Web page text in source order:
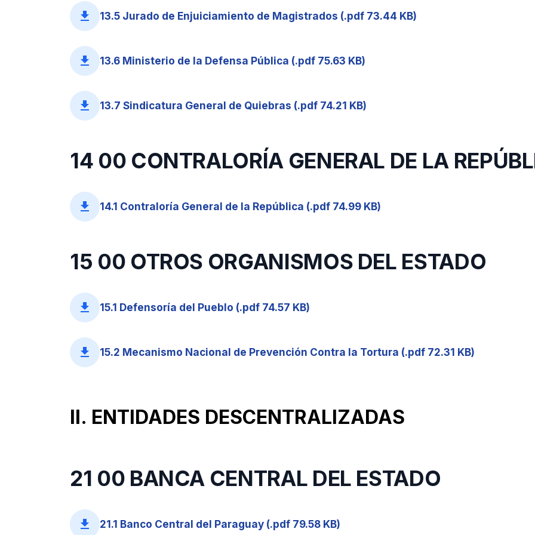
file_download 13.5 Jurado de Enjuiciamiento de Magistrados (.pdf 73.44 KB)
file_download 13.6 Ministerio de la Defensa Pública (.pdf 75.63 KB)
file_download 13.7 Sindicatura General de Quiebras (.pdf 74.21 KB)
14 00 CONTRALORÍA GENERAL DE LA
file_download 14.1 Contraloría General de la República (.pdf 74.99 KB)
15 00 OTROS ORGANISMOS DEL ESTADO
file_download 15.1 Defensoría del Pueblo (.pdf 74.57 KB)
file_download 15.2 Mecanismo Nacional de Prevención Contra la Tortura (.pdf 72.31 KB)
II. ENTIDADES DESCENTRALIZADAS
21 00 BANCA CENTRAL DEL ESTADO
file_download 21.1 Banco Central del Paraguay (.pdf 79.58 KB)